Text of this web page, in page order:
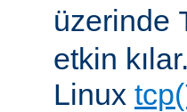
üzerinde
etkin
Linux